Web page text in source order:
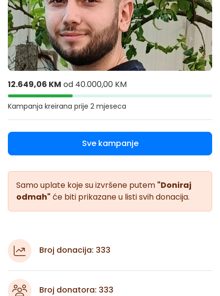
12.649,06 KM od 40.000,00 KM
Kampanja kreirana prije 2 mjeseca
Sve kampanje
Samo uplate koje su izvršene putem "Doniraj
odmah" će biti prikazane u listi svih donacija.
Broj donacija: 333
Broj donatora: 333